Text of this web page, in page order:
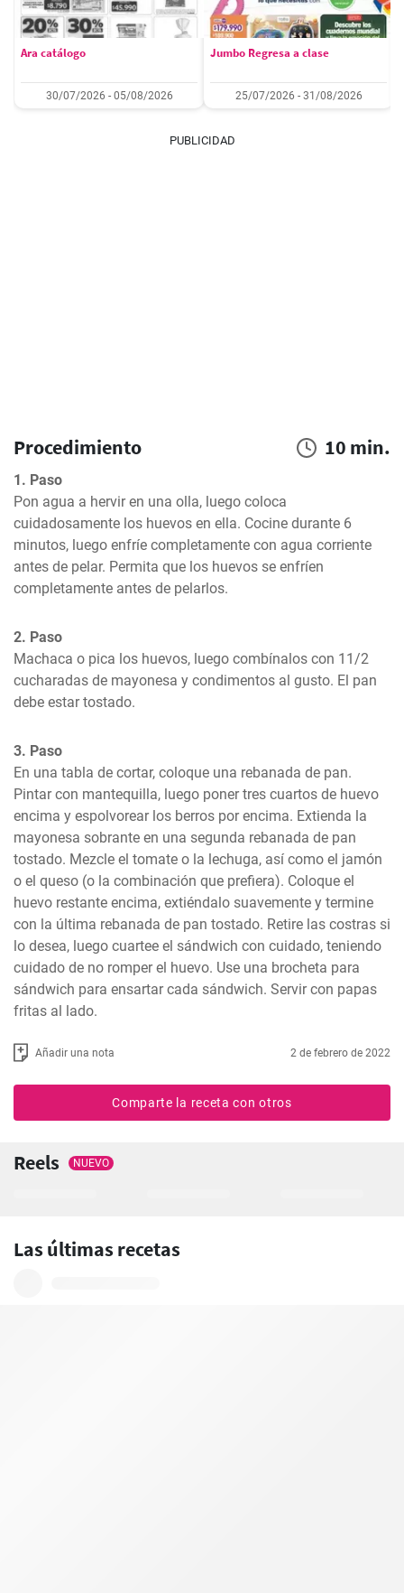
Ara catálogo
30/07/2026 - 05/08/2026
Jumbo Regresa a clase
25/07/2026 - 31/08/2026
PUBLICIDAD
Procedimiento 10 min.
1. Paso
Pon agua a hervir en una olla, luego coloca
cuidadosamente los huevos en ella. Cocine durante 6
minutos, luego enfríe completamente con agua corriente
antes de pelar. Permita que los huevos se enfríen
completamente antes de pelarlos.
2. Paso
Machaca o pica los huevos, luego combínalos con 11/2
cucharadas de mayonesa y condimentos al gusto. El pan
debe estar tostado.
3. Paso
En una tabla de cortar, coloque una rebanada de pan.
Pintar con mantequilla, luego poner tres cuartos de huevo
encima y espolvorear los berros por encima. Extienda la
mayonesa sobrante en una segunda rebanada de pan
tostado. Mezcle el tomate o la lechuga, así como el jamón
o el queso (o la combinación que prefiera). Coloque el
huevo restante encima, extiéndalo suavemente y termine
con la última rebanada de pan tostado. Retire las costras si
lo desea, luego cuartee el sándwich con cuidado, teniendo
cuidado de no romper el huevo. Use una brocheta para
sándwich para ensartar cada sándwich. Servir con papas
fritas al lado.
Añadir una nota 2 de febrero de 2022
Comparte la receta con otros
Reels NUEVO
Las últimas recetas